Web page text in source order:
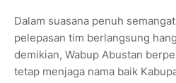
Dalam suasana penuh
pelepasan tim berlangsung
demikian, Wabup Abustan
tetap menjaga nama baik